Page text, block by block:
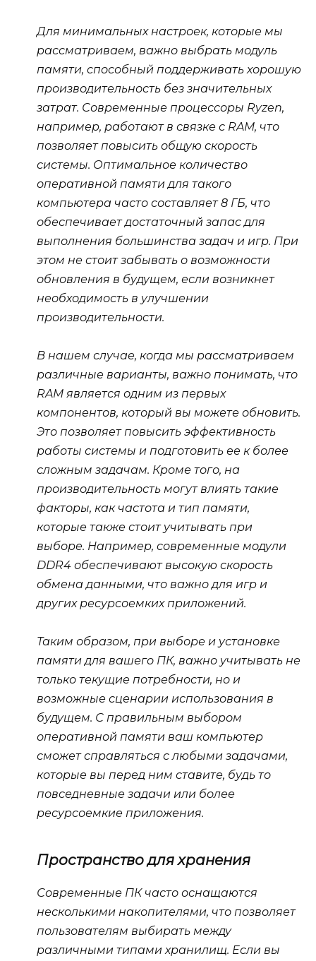
Для минимальных настроек, которые мы
рассматриваем, важно выбрать модуль
памяти, способный поддерживать хорошую
производительность без значительных
затрат. Современные процессоры Ryzen,
например, работают в связке с RAM, что
позволяет повысить общую скорость
системы. Оптимальное количество
оперативной памяти для такого
компьютера часто составляет 8 ГБ, что
обеспечивает достаточный запас для
выполнения большинства задач и игр. При
этом не стоит забывать о возможности
обновления в будущем, если возникнет
необходимость в улучшении
производительности.
В нашем случае, когда мы рассматриваем
различные варианты, важно понимать, что
RAM является одним из первых
компонентов, который вы можете обновить.
Это позволяет повысить эффективность
работы системы и подготовить ее к более
сложным задачам. Кроме того, на
производительность могут влиять такие
факторы, как частота и тип памяти,
которые также стоит учитывать при
выборе. Например, современные модули
DDR4 обеспечивают высокую скорость
обмена данными, что важно для игр и
других ресурсоемких приложений.
Таким образом, при выборе и установке
памяти для вашего ПК, важно учитывать не
только текущие потребности, но и
возможные сценарии использования в
будущем. С правильным выбором
оперативной памяти ваш компьютер
сможет справляться с любыми задачами,
которые вы перед ним ставите, будь то
повседневные задачи или более
ресурсоемкие приложения.
Пространство для хранения
Современные ПК часто оснащаются
несколькими накопителями, что позволяет
пользователям выбирать между
различными типами хранилищ. Если вы